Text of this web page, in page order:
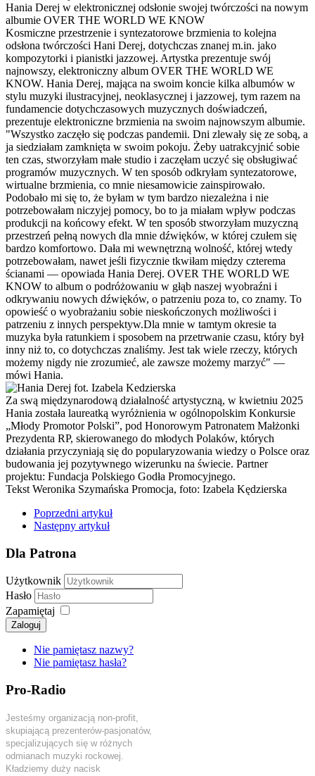
Hania Derej w elektronicznej odsłonie swojej twórczości na nowym
albumie OVER THE WORLD WE KNOW
Kosmiczne przestrzenie i syntezatorowe brzmienia to kolejna
odsłona twórczości Hani Derej, dotychczas znanej m.in. jako
kompozytorki i pianistki jazzowej. Artystka prezentuje swój
najnowszy, elektroniczny album OVER THE WORLD WE
KNOW. Hania Derej, mająca na swoim koncie kilka albumów w
stylu muzyki ilustracyjnej, neoklasycznej i jazzowej, tym razem na
fundamencie dotychczasowych muzycznych doświadczeń,
prezentuje elektroniczne brzmienia na swoim najnowszym albumie.
"Wszystko zaczęło się podczas pandemii. Dni zlewały się ze sobą, a
ja siedziałam zamknięta w swoim pokoju. Żeby uatrakcyjnić sobie
ten czas, stworzyłam małe studio i zaczęłam uczyć się obsługiwać
programów muzycznych. W ten sposób odkryłam syntezatorowe,
wirtualne brzmienia, co mnie niesamowicie zainspirowało.
Podobało mi się to, że byłam w tym bardzo niezależna i nie
potrzebowałam niczyjej pomocy, bo to ja miałam wpływ podczas
produkcji na końcowy efekt. W ten sposób stworzyłam muzyczną
przestrzeń pełną nowych dla mnie dźwięków, w której czułem się
bardzo komfortowo. Dała mi wewnętrzną wolność, której wtedy
potrzebowałam, nawet jeśli fizycznie tkwiłam między czterema
ścianami — opowiada Hania Derej. OVER THE WORLD WE
KNOW to album o podróżowaniu w głąb naszej wyobraźni i
odkrywaniu nowych dźwięków, o patrzeniu poza to, co znamy. To
opowieść o wyobrażaniu sobie nieskończonych możliwości i
patrzeniu z innych perspektyw.Dla mnie w tamtym okresie ta
muzyka była ratunkiem i sposobem na przetrwanie czasu, który był
inny niż to, co dotychczas znaliśmy. Jest tak wiele rzeczy, których
możemy nigdy nie zrozumieć, ale zawsze możemy marzyć" —
mówi Hania.
Za swą międzynarodową działalność artystyczną, w kwietniu 2025
Hania została laureatką wyróżnienia w ogólnopolskim Konkursie
„Młody Promotor Polski”, pod Honorowym Patronatem Małżonki
Prezydenta RP, skierowanego do młodych Polaków, których
działania przyczyniają się do popularyzowania wiedzy o Polsce oraz
budowania jej pozytywnego wizerunku na świecie. Partner
projektu: Fundacja Polskiego Godła Promocyjnego.
Tekst Weronika Szymańska Promocja, foto: Izabela Kędzierska
Poprzedni artykuł
Następny artykuł
Dla Patrona
Użytkownik
Hasło
Zapamiętaj
Zaloguj
Nie pamiętasz nazwy?
Nie pamiętasz hasła?
Pro-Radio
Jesteśmy organizacją non-profit,
skupiającą prezenterów-pasjonatów,
specjalizujących się w różnych
odmianach muzyki rockowej.
Kładziemy duży nacisk